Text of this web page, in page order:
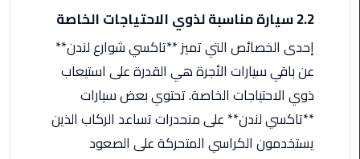
ليموزين
مرسيدس
بالسائق
2.2 سيارة مناسبة لذوي الاحتياجات الخاصة
إحدى الخصائص التي تميز **تاكسي شوارع لندن**
عن باقي سيارات الأجرة هي القدرة على استيعاب
ذوي الاحتياجات الخاصة. تحتوي بعض سيارات
**تاكسي لندن** على منحدرات تساعد الركاب الذين
يستخدمون الكراسي المتحركة على الصعود